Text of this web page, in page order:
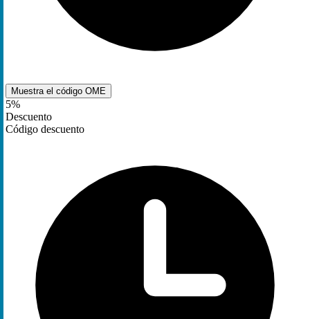
Muestra el código OME
5%
Descuento
Código descuento